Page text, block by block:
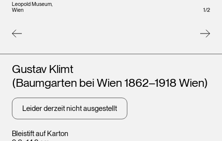
Leopold Museum,
Wien
1/2
Bleistift auf Karton
Künstler*innen
Gustav Klimt
(Baumgarten bei Wien 1862–1918 Wien)
Leider derzeit nicht ausgestellt